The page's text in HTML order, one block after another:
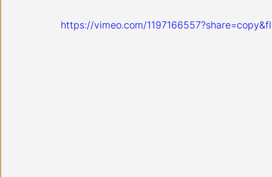
https://vimeo.com/